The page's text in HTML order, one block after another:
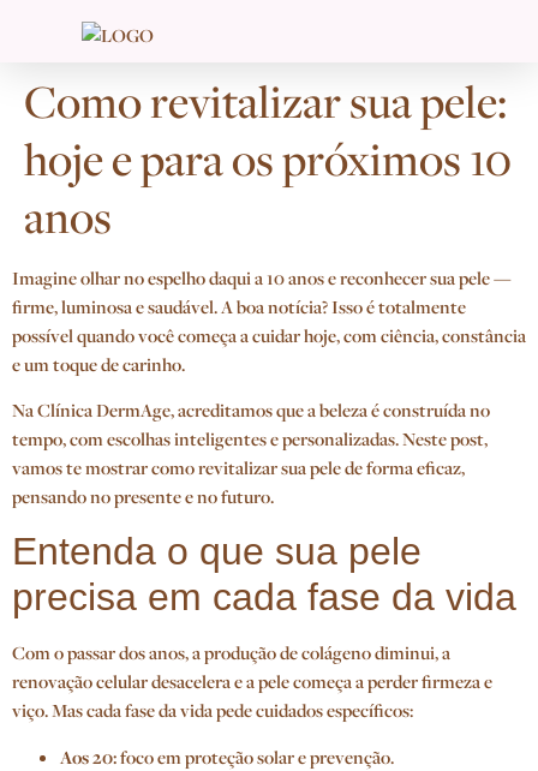
Como revitalizar sua pele:
hoje e para os próximos 10
anos
Imagine olhar no espelho daqui a 10 anos e reconhecer sua pele —
firme, luminosa e saudável. A boa notícia? Isso é totalmente
possível quando você começa a cuidar hoje, com ciência, constância
e um toque de carinho.
Na Clínica DermAge, acreditamos que a beleza é construída no
tempo, com escolhas inteligentes e personalizadas. Neste post,
vamos te mostrar como revitalizar sua pele de forma eficaz,
pensando no presente e no futuro.
Entenda o que sua pele
precisa em cada fase da vida
Com o passar dos anos, a produção de colágeno diminui, a
renovação celular desacelera e a pele começa a perder firmeza e
viço. Mas cada fase da vida pede cuidados específicos:
Aos 20:foco em proteção solar e prevenção.